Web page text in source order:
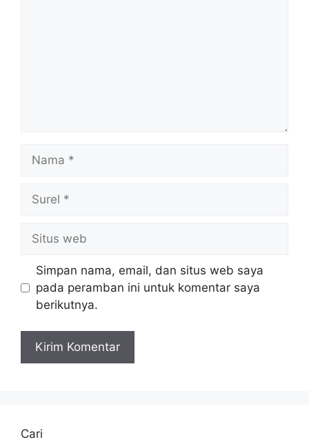
web
Simpan nama, email, dan situs web saya
pada peramban ini untuk komentar saya
berikutnya.
Cari